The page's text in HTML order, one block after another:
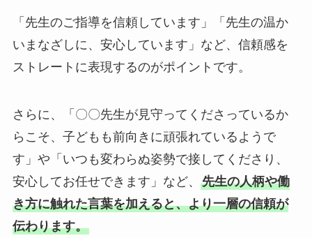
「先生のご指導を信頼しています」「先生の温か
いまなざしに、安心しています」など、信頼感を
ストレートに表現するのがポイントです。
さらに、「〇〇先生が見守ってくださっているか
らこそ、子どもも前向きに頑張れているようで
す」や「いつも変わらぬ姿勢で接してくださり、
安心してお任せできます」など、 先生の人柄や働
き方に触れた言葉を加えると、より一層の信頼が
伝わります。